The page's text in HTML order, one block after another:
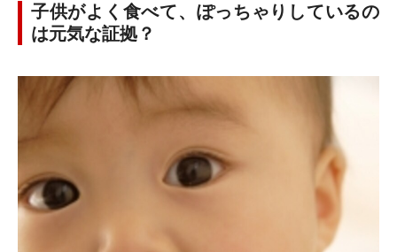
子供がよく食べて、ぽっちゃりしているの
は元気な証拠？